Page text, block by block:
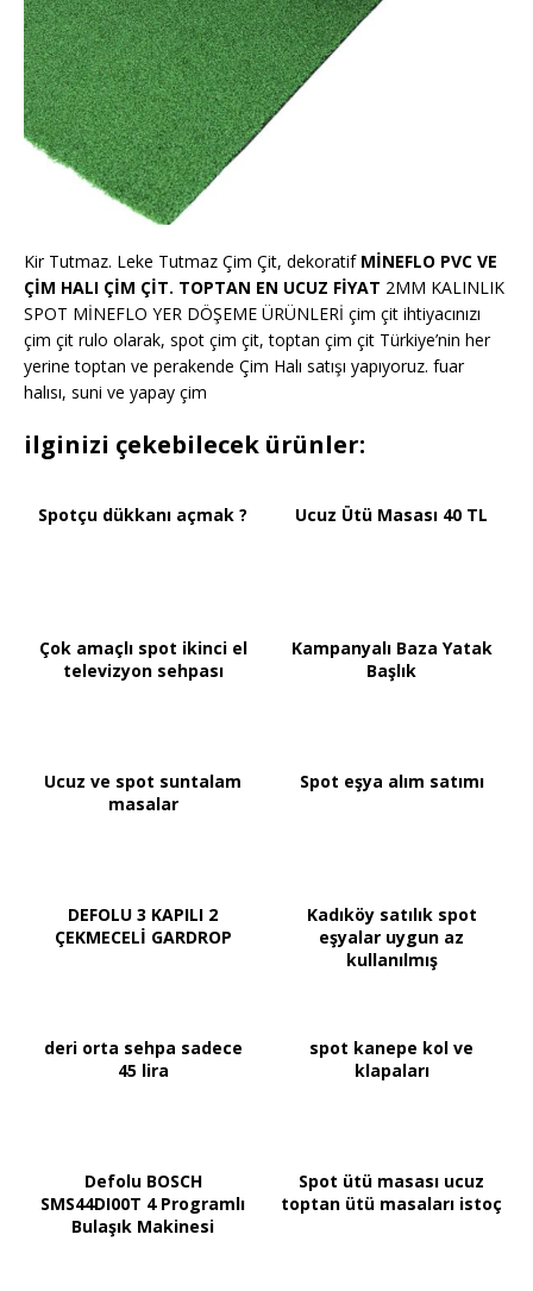
Kir Tutmaz. Leke Tutmaz Çim Çit, dekoratif MİNEFLO PVC VE
ÇİM HALI ÇİM ÇİT. TOPTAN EN UCUZ FİYAT 2MM KALINLIK
SPOT MİNEFLO YER DÖŞEME ÜRÜNLERİ çim çit ihtiyacınızı
çim çit rulo olarak, spot çim çit, toptan çim çit Türkiye’nin her
yerine toptan ve perakende Çim Halı satışı yapıyoruz. fuar
halısı, suni ve yapay çim
ilginizi çekebilecek ürünler:
Spotçu dükkanı açmak ? Ucuz Ütü Masası 40 TL
Çok amaçlı spot ikinci el
televizyon sehpası
Kampanyalı Baza Yatak
Başlık
Ucuz ve spot suntalam
masalar
Spot eşya alım satımı
DEFOLU 3 KAPILI 2
ÇEKMECELİ GARDROP
Kadıköy satılık spot
eşyalar uygun az
kullanılmış
deri orta sehpa sadece
45 lira
spot kanepe kol ve
klapaları
Defolu BOSCH
SMS44DI00T 4 Programlı
Bulaşık Makinesi
Spot ütü masası ucuz
toptan ütü masaları istoç